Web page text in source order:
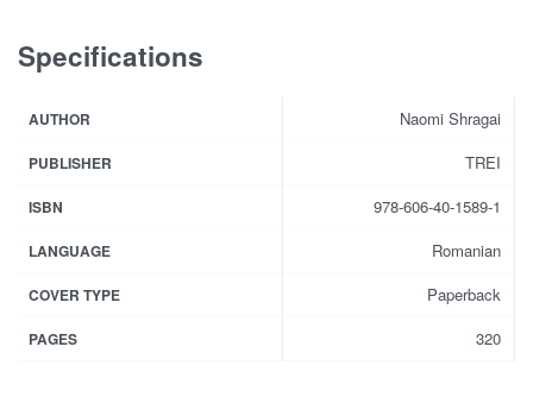
Specifications
AUTHOR Naomi Shragai
PUBLISHER TREI
ISBN 978-606-40-1589-1
LANGUAGE Romanian
COVER TYPE Paperback
PAGES 320